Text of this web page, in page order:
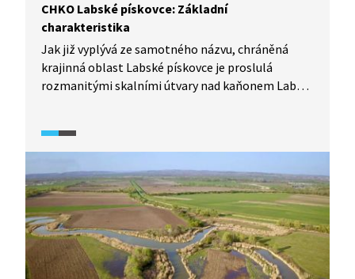
CHKO Labské pískovce: Základní
charakteristika
Jak již vyplývá ze samotného názvu, chráněná
krajinná oblast Labské pískovce je proslulá
rozmanitými skalními útvary nad kaňonem Labe.
cenná je i lidová architektura v podobě roubených